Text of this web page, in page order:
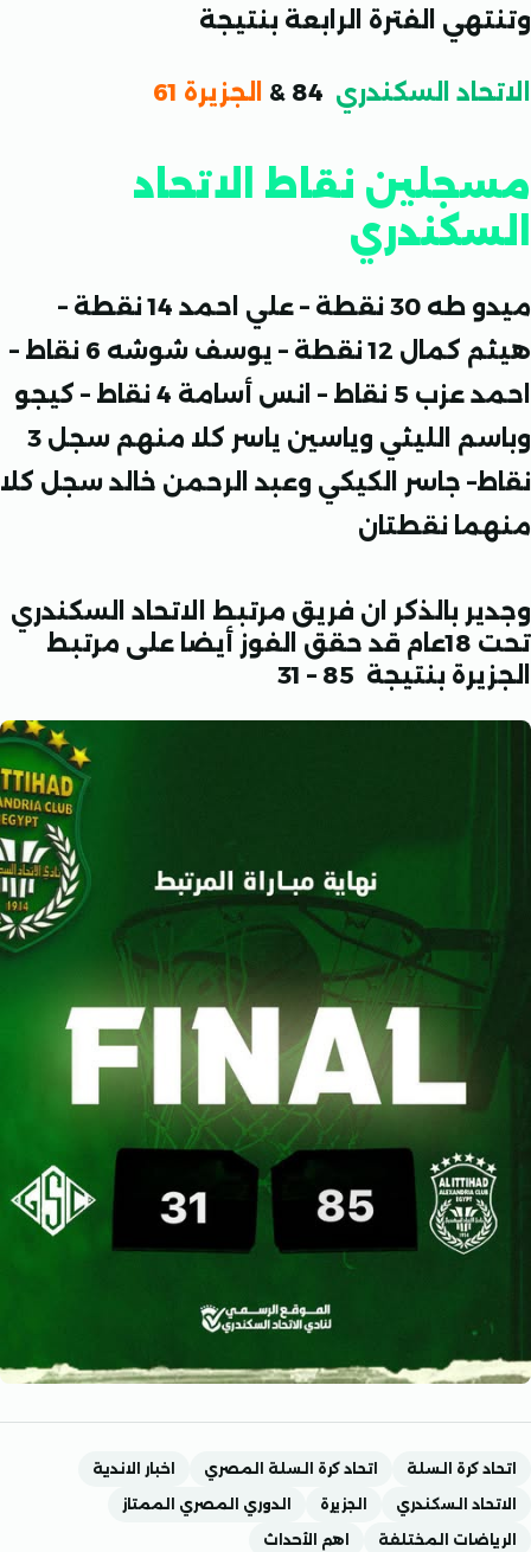
الفترة الرابعة بنتيجة
السكندري84 & الجزيرة 61
نقاط الاتحاد
ميدو طه 30 نقطة – علي احمد 14 نقطة –
هيثم كمال 12 نقطة – يوسف شوشه 6 نقاط –
احمد عزب 5 نقاط – انس أسامة 4 نقاط – كيجو
وباسم الليثي وياسين ياسر كلا منهم سجل 3
جاسر الكيكي وعبد الرحمن خالد سجل كلا
نقطتان
بالذكر ان فريق مرتبط الاتحاد السكندري
تحت 18عام قد حقق الفوز أيضا على مرتبط
بنتيجة 85 – 31
كرة السلة اتحاد كرة السلة المصري
اخبار الاندية
السكندري
الجزيرة
الدوري المصري الممتاز
المختلفة
اهم الأحداث